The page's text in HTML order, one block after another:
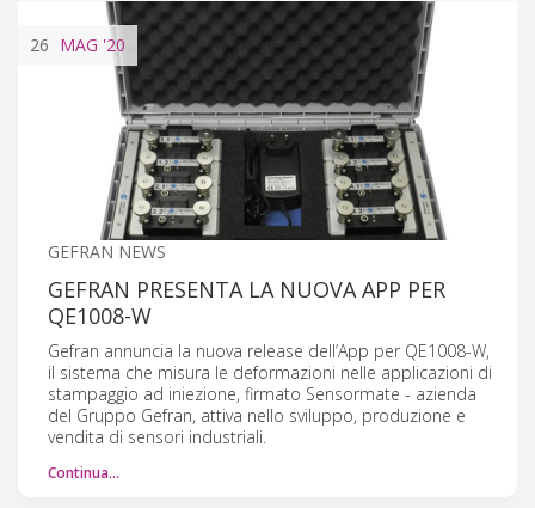
26 MAG '20
GEFRAN NEWS
GEFRAN PRESENTA LA NUOVA APP PER
QE1008-W
Gefran annuncia la nuova release dell’App per QE1008-W,
il sistema che misura le deformazioni nelle applicazioni di
stampaggio ad iniezione, firmato Sensormate - azienda
del Gruppo Gefran, attiva nello sviluppo, produzione e
vendita di sensori industriali.
Continua…